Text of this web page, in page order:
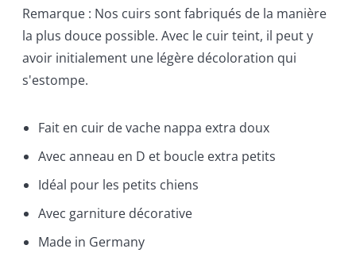
Remarque : Nos cuirs sont fabriqués de la manière
la plus douce possible. Avec le cuir teint, il peut y
avoir initialement une légère décoloration qui
s'estompe.
Fait en cuir de vache nappa extra doux
Avec anneau en D et boucle extra petits
Idéal pour les petits chiens
Avec garniture décorative
Made in Germany